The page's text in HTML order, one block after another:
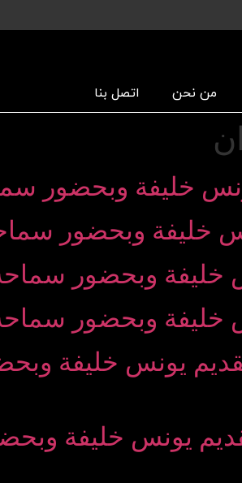
من نحن اتصل بنا
مبین 24 جمادى الأولى 1447
مبین 17 جمادى الأولى 1447